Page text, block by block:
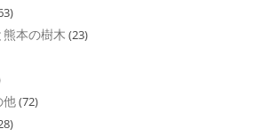
本の樹木 (23)
他(72)